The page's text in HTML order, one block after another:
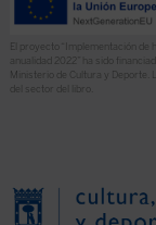
El proyecto “Implementación
anualidad 2022” ha sido
Ministerio de Cultura y Deporte.
del sector del libro.